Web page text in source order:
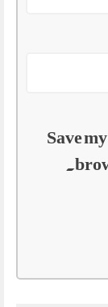
Save